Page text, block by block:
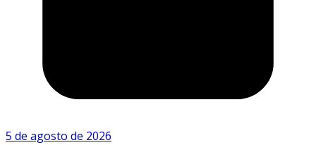
5 de agosto de 2026